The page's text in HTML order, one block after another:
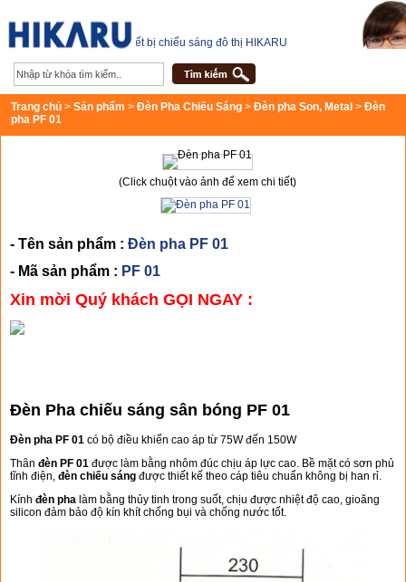
Thiết bị chiếu sáng đô thị HIKARU
Trang chủ > Sản phẩm > Đèn Pha Chiếu Sáng > Đèn pha Son, Metal > Đèn
pha PF 01
(Click chuột vào ảnh để xem chi tiết)
- Tên sản phẩm : Đèn pha PF 01
- Mã sản phẩm : PF 01
Xin mời Quý khách GỌI NGAY :
Đèn Pha chiếu sáng sân bóng PF 01
Đèn pha PF 01 có bộ điều khiển cao áp từ 75W đến 150W
Thân đèn PF 01 được làm bằng nhôm đúc chịu áp lực cao. Bề mặt có sơn phủ
tĩnh điện, đèn chiếu sáng được thiết kế theo cáp tiêu chuẩn không bị han rỉ.
Kính đèn pha làm bằng thủy tinh trong suốt, chịu được nhiệt độ cao, gioăng
silicon đảm bảo độ kín khít chống bụi và chống nước tốt.